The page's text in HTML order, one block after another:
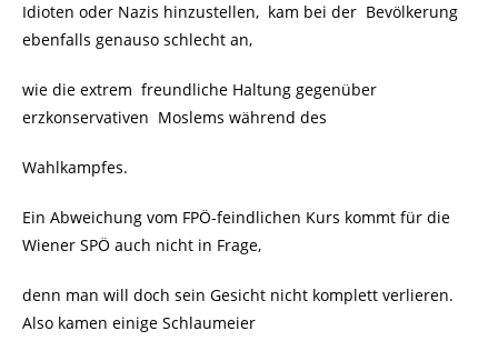
Idioten oder Nazis hinzustellen, kam bei der Bevölkerung
ebenfalls genauso schlecht an,
wie die extrem freundliche Haltung gegenüber
erzkonservativen Moslems während des
Wahlkampfes.
Ein Abweichung vom FPÖ-feindlichen Kurs kommt für die
Wiener SPÖ auch nicht in Frage,
denn man will doch sein Gesicht nicht komplett verlieren.
Also kamen einige Schlaumeier